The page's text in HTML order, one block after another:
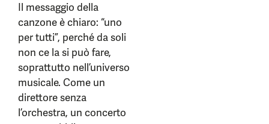
Il messaggio della
canzone è chiaro: “uno
per tutti”, perché da soli
non ce la si può fare,
soprattutto nell’universo
musicale. Come un
direttore senza
l’orchestra, un concerto